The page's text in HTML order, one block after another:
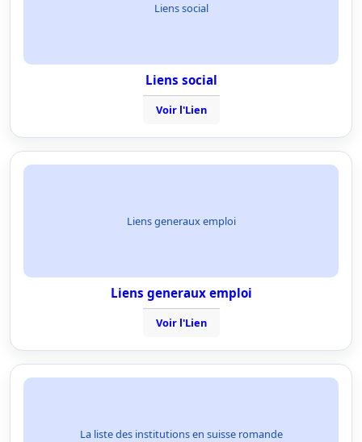
Liens social
Liens social
Voir l'Lien
Liens generaux emploi
Liens generaux emploi
Voir l'Lien
La liste des institutions en suisse romande